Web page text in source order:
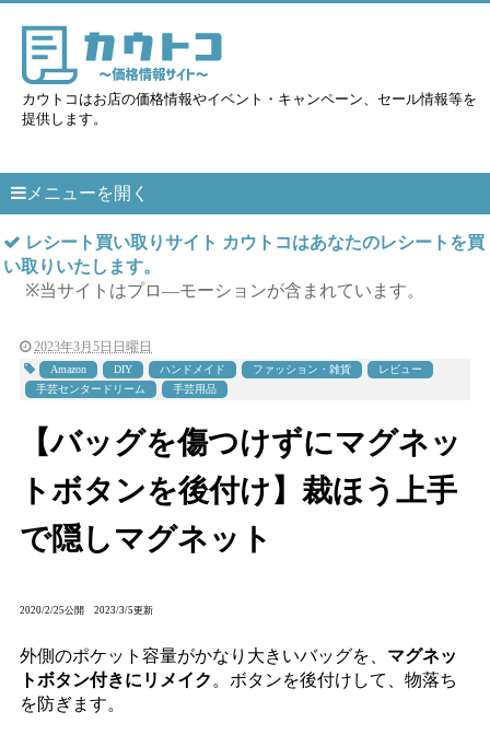
カウトコはお店の価格情報やイベント・キャンペーン、セール情報等を
提供します。
メニューを開く
レシート買い取りサイト カウトコはあなたのレシートを買
い取りいたします。
※当サイトはプロ―モーションが含まれています。
2023年3月5日日曜日
Amazon DIY ハンドメイド ファッション・雑貨
レビュー
手芸センタードリーム
手芸用品
【バッグを傷つけずにマグネッ
トボタンを後付け】裁ほう上手
で隠しマグネット
2020/2/25公開 2023/3/5更新
外側のポケット容量がかなり大きいバッグを、 マグネッ
トボタン付きにリメイク 。ボタンを後付けして、物落ち
を防ぎます。